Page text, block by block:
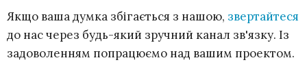
Якщо ваша думка збігається з нашою, звертайтеся
до нас через будь-який зручний канал зв'язку. Із
задоволенням попрацюємо над вашим проектом.